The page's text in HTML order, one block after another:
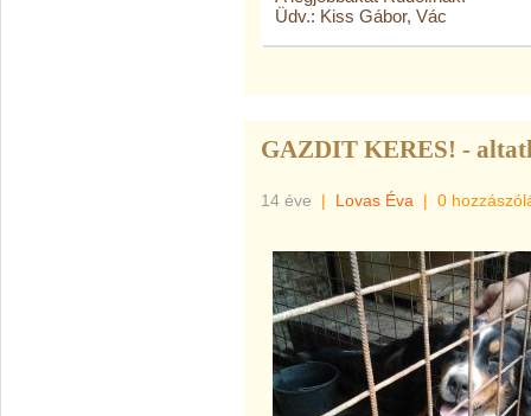
Üdv.: Kiss Gábor, Vác
GAZDIT KERES! -
14 éve | Lovas Éva | 0